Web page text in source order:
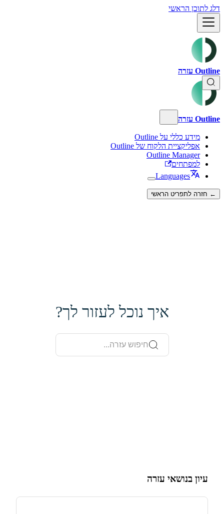
דלג לתוכן הראשי
Outline עזרה
Outline עזרה
מידע כללי על Outline
אפליקציית הלקוח של Outline
Outline Manager
למפתחים
Languages
← חזרה לתפריט הראשי
איך נוכל לעזור לך?
חיפוש עזרה...
עיון בנושאי עזרה